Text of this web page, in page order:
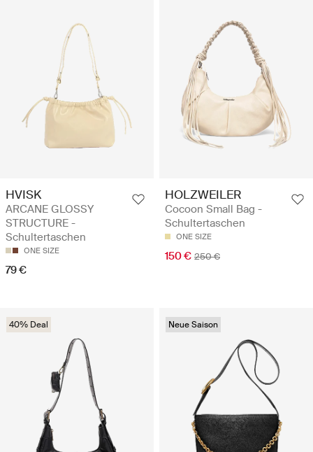
HVISK
ARCANE GLOSSY
STRUCTURE -
Schultertaschen
ONE SIZE
79 €
HOLZWEILER
Cocoon Small Bag -
Schultertaschen
ONE SIZE
150 € 250 €
40% Deal Neue Saison